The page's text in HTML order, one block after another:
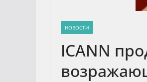
НОВОСТИ
ICANN